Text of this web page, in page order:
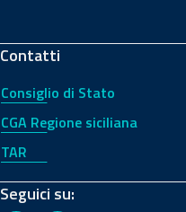
Contatti
Consiglio di Stato
CGA Regione siciliana
TAR
Seguici su: